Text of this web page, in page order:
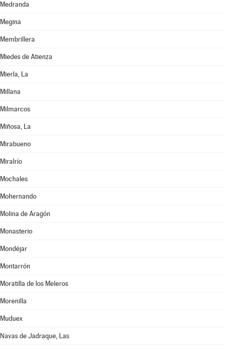
Medranda
Megina
Membrillera
Miedes de Atienza
Mierla, La
Millana
Milmarcos
Miñosa, La
Mirabueno
Miralrío
Mochales
Mohernando
Molina de Aragón
Monasterio
Mondéjar
Montarrón
Moratilla de los Meleros
Morenilla
Muduex
Navas de Jadraque, Las